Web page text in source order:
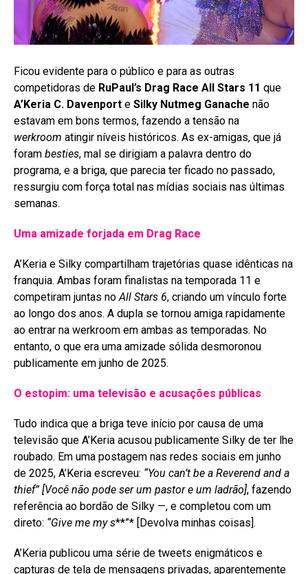
Ficou evidente para o público e para as outras
competidoras de RuPaul’s Drag Race All Stars 11 que
A’Keria C. Davenport e Silky Nutmeg Ganache não
estavam em bons termos, fazendo a tensão na
werkroom atingir níveis históricos. As ex-amigas, que já
foram besties, mal se dirigiam a palavra dentro do
programa, e a briga, que parecia ter ficado no passado,
ressurgiu com força total nas mídias sociais nas últimas
semanas.
Uma amizade forjada em Drag Race
A’Keria e Silky compartilham trajetórias quase idênticas na
franquia. Ambas foram finalistas na temporada 11 e
competiram juntas no All Stars 6, criando um vínculo forte
ao longo dos anos. A dupla se tornou amiga rapidamente
ao entrar na werkroom em ambas as temporadas. No
entanto, o que era uma amizade sólida desmoronou
publicamente em junho de 2025.
O estopim: uma televisão e acusações públicas
Tudo indica que a briga teve início por causa de uma
televisão que A’Keria acusou publicamente Silky de ter lhe
roubado. Em uma postagem nas redes sociais em junho
de 2025, A’Keria escreveu: “You can’t be a Reverend and a
thief”[Você não pode ser um pastor e um ladrão], fazendo
referência ao bordão de Silky —, e completou com um
direto: “Give me my s**”* [Devolva minhas coisas].
A’Keria publicou uma série de tweets enigmáticos e
capturas de tela de mensagens privadas, aparentemente